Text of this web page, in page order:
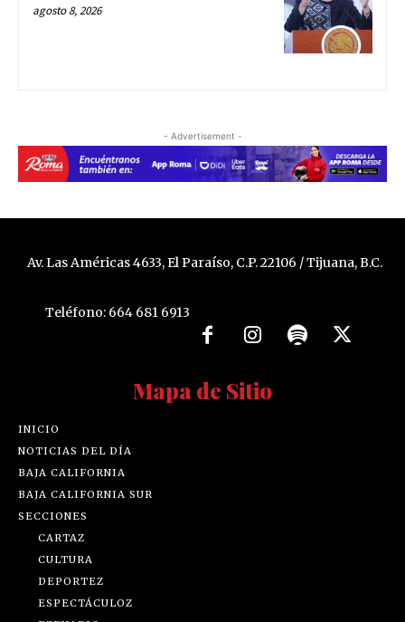
agosto 8, 2026
- Advertisement -
Av. Las Américas 4633, El Paraíso, C.P. 22106 / Tijuana, B.C.
Teléfono: 664 681 6913
Mapa de Sitio
INICIO
NOTICIAS DEL DÍA
BAJA CALIFORNIA
BAJA CALIFORNIA SUR
SECCIONES
CARTAZ
CULTURA
DEPORTEZ
ESPECTÁCULOZ